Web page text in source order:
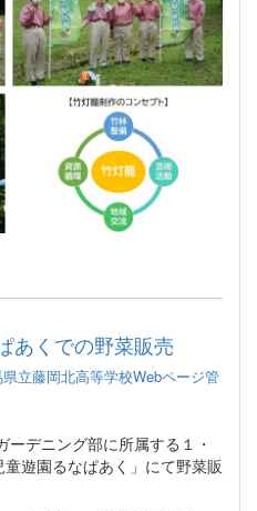
くでの野菜販売
立藤岡北高等学校Webページ管
デニング部に所属する１・
遊園るなぱあく」にて野菜販